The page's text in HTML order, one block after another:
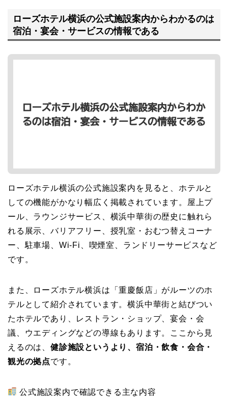
ローズホテル横浜の公式施設案内からわかるのは
宿泊・宴会・サービスの情報である
ローズホテル横浜の公式施設案内を見ると、ホテルと
しての機能がかなり幅広く掲載されています。屋上プ
ール、ラウンジサービス、横浜中華街の歴史に触れら
れる展示、バリアフリー、授乳室・おむつ替えコーナ
ー、駐車場、Wi-Fi、喫煙室、ランドリーサービスなど
です。
また、ローズホテル横浜は「重慶飯店」がルーツのホ
テルとして紹介されています。横浜中華街と結びつい
たホテルであり、レストラン・ショップ、宴会・会
議、ウエディングなどの導線もあります。ここから見
えるのは、 健診施設というより、宿泊・飲食・会合・
観光の拠点です。
公式施設案内で確認できる主な内容